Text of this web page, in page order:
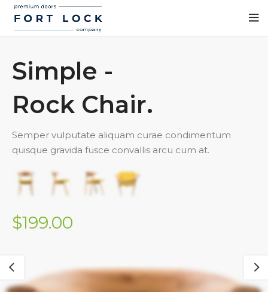
Simple -
Rock Chair.
Semper vulputate aliquam curae condimentum
quisque gravida fusce convallis arcu cum at.
$199.00